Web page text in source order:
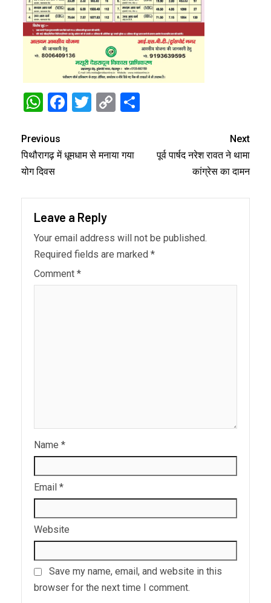
WhatsApp
Facebook
Twitter
Copy
Previous
पिथौरागढ़ में धूमधाम से मनाया गया
योग दिवस
Next
पूर्व पार्षद नरेश रावत ने थामा
कांग्रेस का दामन
Leave a Reply
Your email address will not be published.
Required fields are marked *
Comment *
Name *
Email *
Website
Save my name, email, and website in this
browser for the next time I comment.